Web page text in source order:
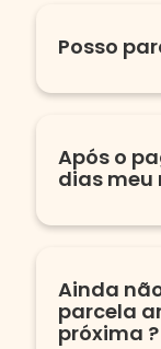
Posso
Após o
dias meu
Ainda
parcela
próxima ?